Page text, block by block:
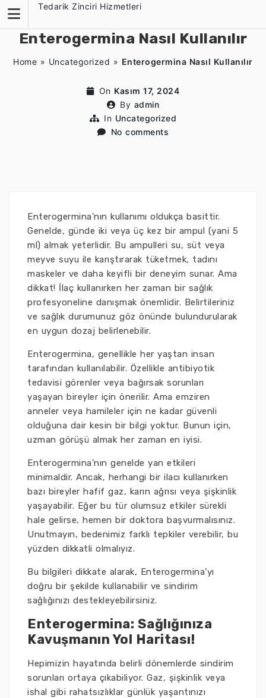
content
Tedarik Zinciri Hizmetleri
Enterogermina Nasıl Kullanılır
Home » Uncategorized » Enterogermina Nasıl Kullanılır
On Kasım 17, 2024
By admin
In Uncategorized
No comments
Enterogermina'nın kullanımı oldukça basittir.
Genelde, günde iki veya üç kez bir ampul (yani 5
ml) almak yeterlidir. Bu ampulleri su, süt veya
meyve suyu ile karıştırarak tüketmek, tadını
maskeler ve daha keyifli bir deneyim sunar. Ama
dikkat! İlaç kullanırken her zaman bir sağlık
profesyoneline danışmak önemlidir. Belirtileriniz
ve sağlık durumunuz göz önünde bulundurularak
en uygun dozaj belirlenebilir.
Enterogermina, genellikle her yaştan insan
tarafından kullanılabilir. Özellikle antibiyotik
tedavisi görenler veya bağırsak sorunları
yaşayan bireyler için önerilir. Ama emziren
anneler veya hamileler için ne kadar güvenli
olduğuna dair kesin bir bilgi yoktur. Bunun için,
uzman görüşü almak her zaman en iyisi.
Enterogermina'nın genelde yan etkileri
minimaldir. Ancak, herhangi bir ilacı kullanırken
bazı bireyler hafif gaz, karın ağrısı veya şişkinlik
yaşayabilir. Eğer bu tür olumsuz etkiler sürekli
hale gelirse, hemen bir doktora başvurmalısınız.
Unutmayın, bedenimiz farklı tepkiler verebilir, bu
yüzden dikkatli olmalıyız.
Bu bilgileri dikkate alarak, Enterogermina’yı
doğru bir şekilde kullanabilir ve sindirim
sağlığınızı destekleyebilirsiniz.
Enterogermina: Sağlığınıza
Kavuşmanın Yol Haritası!
Hepimizin hayatında belirli dönemlerde sindirim
sorunları ortaya çıkabiliyor. Gaz, şişkinlik veya
ishal gibi rahatsızlıklar günlük yaşantınızı